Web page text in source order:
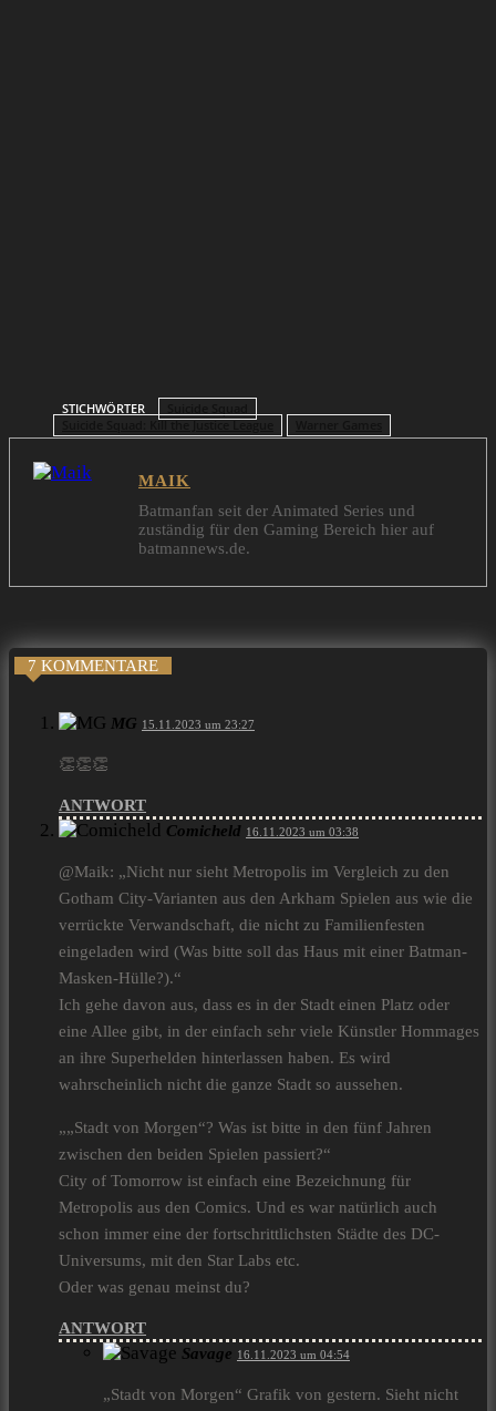
STICHWÖRTER
Suicide Squad: Kill the Justice League
MAIK
Batmanfan seit der Animated Series und
zuständig für den Gaming Bereich hier auf
batmannews.de.
7 KOMMENTARE
MG 15.11.2023 um 23:27
👏👏👏
ANTWORT
Comicheld 16.11.2023 um 03:38
@Maik: „Nicht nur sieht Metropolis im Vergleich zu den
Gotham City-Varianten aus den Arkham Spielen aus wie die
verrückte Verwandschaft, die nicht zu Familienfesten
eingeladen wird (Was bitte soll das Haus mit einer Batman-
Masken-Hülle?).“
Ich gehe davon aus, dass es in der Stadt einen Platz oder
eine Allee gibt, in der einfach sehr viele Künstler Hommages
an ihre Superhelden hinterlassen haben. Es wird
wahrscheinlich nicht die ganze Stadt so aussehen.
„„Stadt von Morgen“? Was ist bitte in den fünf Jahren
zwischen den beiden Spielen passiert?“
City of Tomorrow ist einfach eine Bezeichnung für
Metropolis aus den Comics. Und es war natürlich auch
schon immer eine der fortschrittlichsten Städte des DC-
Universums, mit den Star Labs etc.
Oder was genau meinst du?
ANTWORT
Savage 16.11.2023 um 04:54
„Stadt von Morgen“ Grafik von gestern. Sieht nicht